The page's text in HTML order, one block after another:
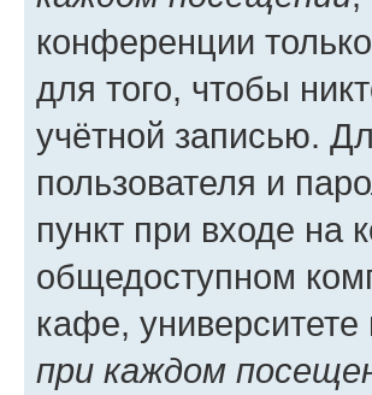
конференции
для того, чтобы
учётной записью.
пользователя и
пункт при входе на
общедоступном
кафе,
при каждом